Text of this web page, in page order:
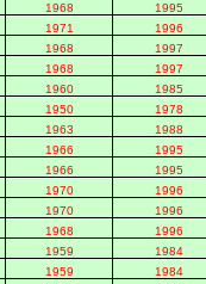
1968
1995
1971
1996
1968
1997
1968
1997
1960
1985
1950
1978
1963
1988
1966
1995
1966
1995
1970
1996
1970
1996
1968
1996
1959
1984
1959
1984